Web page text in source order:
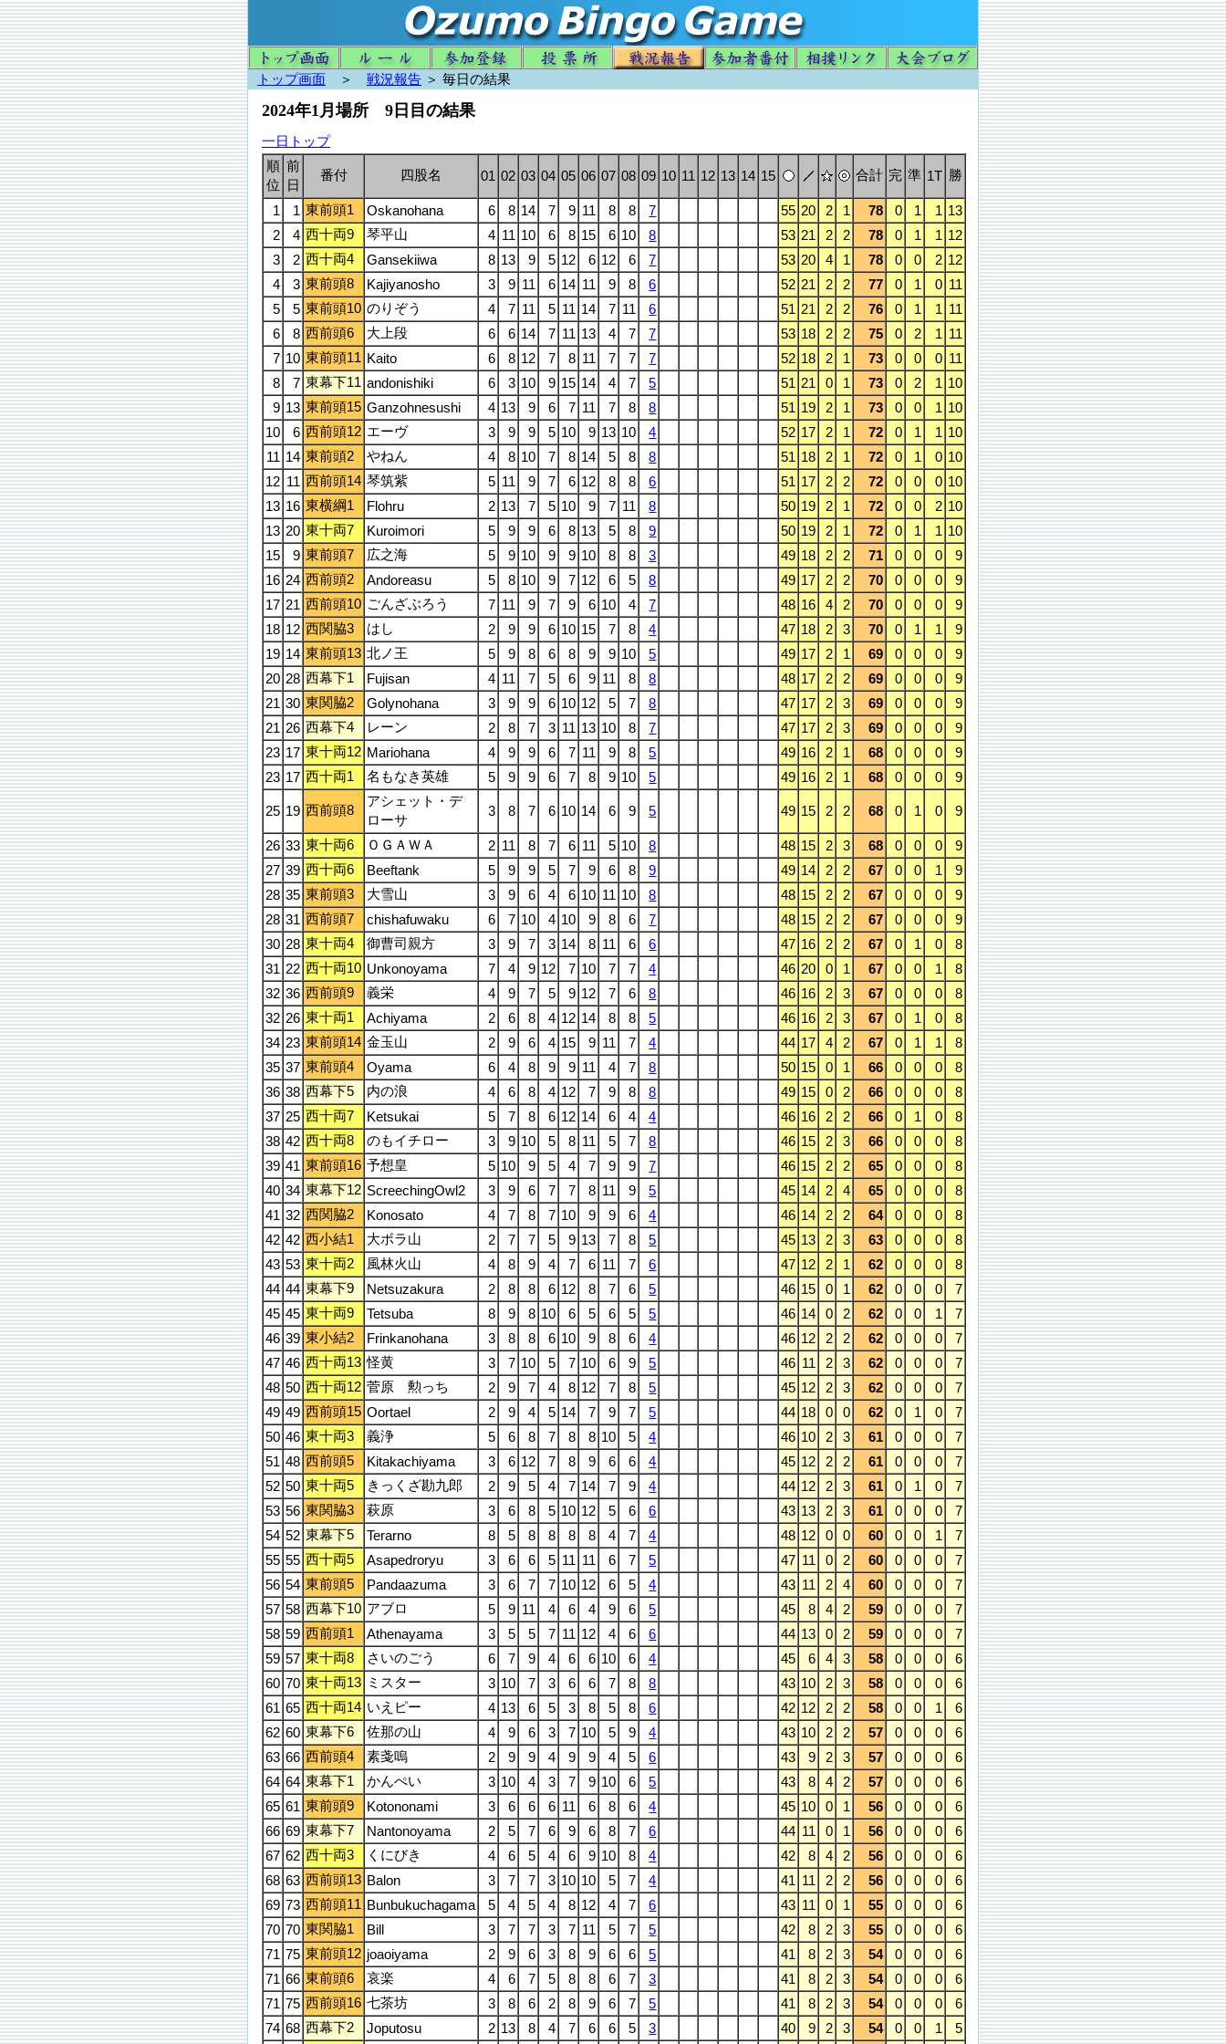
トップ画面 ＞ 戦況報告 ＞ 毎日の結果
2024年1月場所 9日目の結果
一日トップ
順
位
前
日
番付 四股名 01 02 03 04 05 06 07 08 09 10 11 12 13 14 15 合計 完 準 1T 勝
1 1 東前頭1 Oskanohana 6 8 14 7 9 11 8 8 7 55 20 2 1 78 0 1 1 13
2
4 西十両9 琴平山 4 11 10 6 8 15 6 10 8 53 21 2 2 78 0 1 1 12
3
2 西十両4 Gansekiiwa 8 13 9 5 12 6 12 6 7 53 20 4 1 78 0 0 2 12
4
3 東前頭8 Kajiyanosho 3 9 11 6 14 11 9 8 6 52 21 2 2 77 0 1 0 11
5
5 東前頭10 のりぞう 4 7 11 5 11 14 7 11 6 51 21 2 2 76 0 1 1 11
6
8 西前頭6 大上段 6 6 14 7 11 13 4 7 7 53 18 2 2 75 0 2 1 11
7 10 東前頭11 Kaito 6 8 12 7 8 11 7 7 7 52 18 2 1 73 0 0 0 11
8
7 東幕下11 andonishiki 6 3 10 9 15 14 4 7 5 51 21 0 1 73 0 2 1 10
9 13 東前頭15 Ganzohnesushi 4 13 9 6 7 11 7 8 8 51 19 2 1 73 0 0 1 10
10
6 西前頭12 エーヴ 3 9 9 5 10 9 13 10 4 52 17 2 1 72 0 1 1 10
11 14 東前頭2 やねん 4 8 10 7 8 14 5 8 8 51 18 2 1 72 0 1 0 10
12 11 西前頭14 琴筑紫 5 11 9 7 6 12 8 8 6 51 17 2 2 72 0 0 0 10
13 16 東横綱1 Flohru 2 13 7 5 10 9 7 11 8 50 19 2 1 72 0 0 2 10
13 20 東十両7 Kuroimori 5 9 9 6 8 13 5 8 9 50 19 2 1 72 0 1 1 10
15
9 東前頭7 広之海 5 9 10 9 9 10 8 8 3 49 18 2 2 71 0 0 0
9
16 24 西前頭2 Andoreasu 5 8 10 9 7 12 6 5 8 49 17 2 2 70 0 0 0
9
17 21 西前頭10 ごんざぶろう 7 11 9 7 9 6 10 4 7 48 16 4 2 70 0 0 0
9
18 12 西関脇3 はし 2 9 9 6 10 15 7 8 4 47 18 2 3 70 0 1 1
9
19 14 東前頭13 北ノ王 5 9 8 6 8 9 9 10 5 49 17 2 1 69 0 0 0
9
20 28 西幕下1 Fujisan 4 11 7 5 6 9 11 8 8 48 17 2 2 69 0 0 0
9
21 30 東関脇2 Golynohana 3 9 9 6 10 12 5 7 8 47 17 2 3 69 0 0 0
9
21 26 西幕下4 レーン 2 8 7 3 11 13 10 8 7 47 17 2 3 69 0 0 0
9
23 17 東十両12 Mariohana 4 9 9 6 7 11 9 8 5 49 16 2 1 68 0 0 0
9
23 17 西十両1 名もなき英雄 5 9 9 6 7 8 9 10 5 49 16 2 1 68 0 0 0 9
25 19 西前頭8
アシェット・デ
ローサ
3 8 7 6 10 14 6 9 5 49 15 2 2 68 0 1 0 9
26 33 東十両6 ＯＧＡＷＡ 2 11 8 7 6 11 5 10 8 48 15 2 3 68 0 0 0
9
27 39 西十両6 Beeftank 5 9 9 5 7 9 6 8 9 49 14 2 2 67 0 0 1
9
28 35 東前頭3 大雪山 3 9 6 4 6 10 11 10 8 48 15 2 2 67 0 0 0
9
28 31 西前頭7 chishafuwaku 6 7 10 4 10 9 8 6 7 48 15 2 2 67 0 0 0
9
30 28 東十両4 御曹司親方 3 9 7 3 14 8 11 6 6 47 16 2 2 67 0 1 0
8
31 22 西十両10 Unkonoyama 7 4 9 12 7 10 7 7 4 46 20 0 1 67 0 0 1
8
32 36 西前頭9 義栄 4 9 7 5 9 12 7 6 8 46 16 2 3 67 0 0 0
8
32 26 東十両1 Achiyama 2 6 8 4 12 14 8 8 5 46 16 2 3 67 0 1 0
8
34 23 東前頭14 金玉山 2 9 6 4 15 9 11 7 4 44 17 4 2 67 0 1 1
8
35 37 東前頭4 Oyama 6 4 8 9 9 11 4 7 8 50 15 0 1 66 0 0 0
8
36 38 西幕下5 内の浪 4 6 8 4 12 7 9 8 8 49 15 0 2 66 0 0 0
8
37 25 西十両7 Ketsukai 5 7 8 6 12 14 6 4 4 46 16 2 2 66 0 1 0
8
38 42 西十両8 のもイチロー 3 9 10 5 8 11 5 7 8 46 15 2 3 66 0 0 0
8
39 41 東前頭16 予想皇 5 10 9 5 4 7 9 9 7 46 15 2 2 65 0 0 0
8
40 34 東幕下12 ScreechingOwl2 3 9 6 7 7 8 11 9 5 45 14 2 4 65 0 0 0
8
41 32 西関脇2 Konosato 4 7 8 7 10 9 9 6 4 46 14 2 2 64 0 0 0
8
42 42 西小結1 大ボラ山 2 7 7 5 9 13 7 8 5 45 13 2 3 63 0 0 0
8
43 53 東十両2 風林火山 4 8 9 4 7 6 11 7 6 47 12 2 1 62 0 0 0
8
44 44 東幕下9 Netsuzakura 2 8 8 6 12 8 7 6 5 46 15 0 1 62 0 0 0
7
45 45 東十両9 Tetsuba 8 9 8 10 6 5 6 5 5 46 14 0 2 62 0 0 1
7
46 39 東小結2 Frinkanohana 3 8 8 6 10 9 8 6 4 46 12 2 2 62 0 0 0
7
47 46 西十両13 怪黄 3 7 10 5 7 10 6 9 5 46 11 2 3 62 0 0 0
7
48 50 西十両12 菅原 勲っち 2 9 7 4 8 12 7 8 5 45 12 2 3 62 0 0 0
7
49 49 西前頭15 Oortael 2 9 4 5 14 7 9 7 5 44 18 0 0 62 0 1 0
7
50 46 東十両3 義浄 5 6 8 7 8 8 10 5 4 46 10 2 3 61 0 0 0
7
51 48 西前頭5 Kitakachiyama 3 6 12 7 8 9 6 6 4 45 12 2 2 61 0 0 0
7
52 50 東十両5 きっくざ勘九郎 2 9 5 4 7 14 7 9 4 44 12 2 3 61 0 1 0
7
53 56 東関脇3 萩原 3 6 8 5 10 12 5 6 6 43 13 2 3 61 0 0 0
7
54 52 東幕下5 Terarno 8 5 8 8 8 8 4 7 4 48 12 0 0 60 0 0 1
7
55 55 西十両5 Asapedroryu 3 6 6 5 11 11 6 7 5 47 11 0 2 60 0 0 0
7
56 54 東前頭5 Pandaazuma 3 6 7 7 10 12 6 5 4 43 11 2 4 60 0 0 0
7
57 58 西幕下10 アブロ 5 9 11 4 6 4 9 6 5 45 8 4 2 59 0 0 0
7
58 59 西前頭1 Athenayama 3 5 5 7 11 12 4 6 6 44 13 0 2 59 0 0 0
7
59 57 東十両8 さいのごう 6 7 9 4 6 6 10 6 4 45 6 4 3 58 0 0 0
6
60 70 東十両13 ミスター 3 10 7 3 6 6 7 8 8 43 10 2 3 58 0 0 0
6
61 65 西十両14 いえピー 4 13 6 5 3 8 5 8 6 42 12 2 2 58 0 0 1
6
62 60 東幕下6 佐那の山 4 9 6 3 7 10 5 9 4 43 10 2 2 57 0 0 0
6
63 66 西前頭4 素戔嗚 2 9 9 4 9 9 4 5 6 43 9 2 3 57 0 0 0
6
64 64 東幕下1 かんぺい 3 10 4 3 7 9 10 6 5 43 8 4 2 57 0 0 0
6
65 61 東前頭9 Kotononami 3 6 6 6 11 6 8 6 4 45 10 0 1 56 0 0 0
6
66 69 東幕下7 Nantonoyama 2 5 7 6 9 6 8 7 6 44 11 0 1 56 0 0 0
6
67 62 西十両3 くにびき 4 6 5 4 6 9 10 8 4 42 8 4 2 56 0 0 0
6
68 63 西前頭13 Balon 3 7 7 3 10 10 5 7 4 41 11 2 2 56 0 0 0
6
69 73 西前頭11 Bunbukuchagama 5 4 5 4 8 12 4 7 6 43 11 0 1 55 0 0 0
6
70 70 東関脇1 Bill 3 7 7 3 7 11 5 7 5 42 8 2 3 55 0 0 0
6
71 75 東前頭12 joaoiyama 2 9 6 3 8 9 6 6 5 41 8 2 3 54 0 0 0
6
71 66 東前頭6 哀楽 4 6 7 5 8 8 6 7 3 41 8 2 3 54 0 0 0
6
71 75 西前頭16 七茶坊 3 8 6 2 8 9 6 7 5 41 8 2 3 54 0 0 0
6
74 68 西幕下2 Joputosu 2 13 8 4 7 6 6 5 3 40 9 2 3 54 0 0 1 5